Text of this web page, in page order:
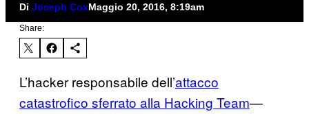
Di Joseph CoxMaggio 20, 2016, 8:19am
Share:
L’hacker responsabile dell’attacco
catastrofico sferrato alla Hacking Team—